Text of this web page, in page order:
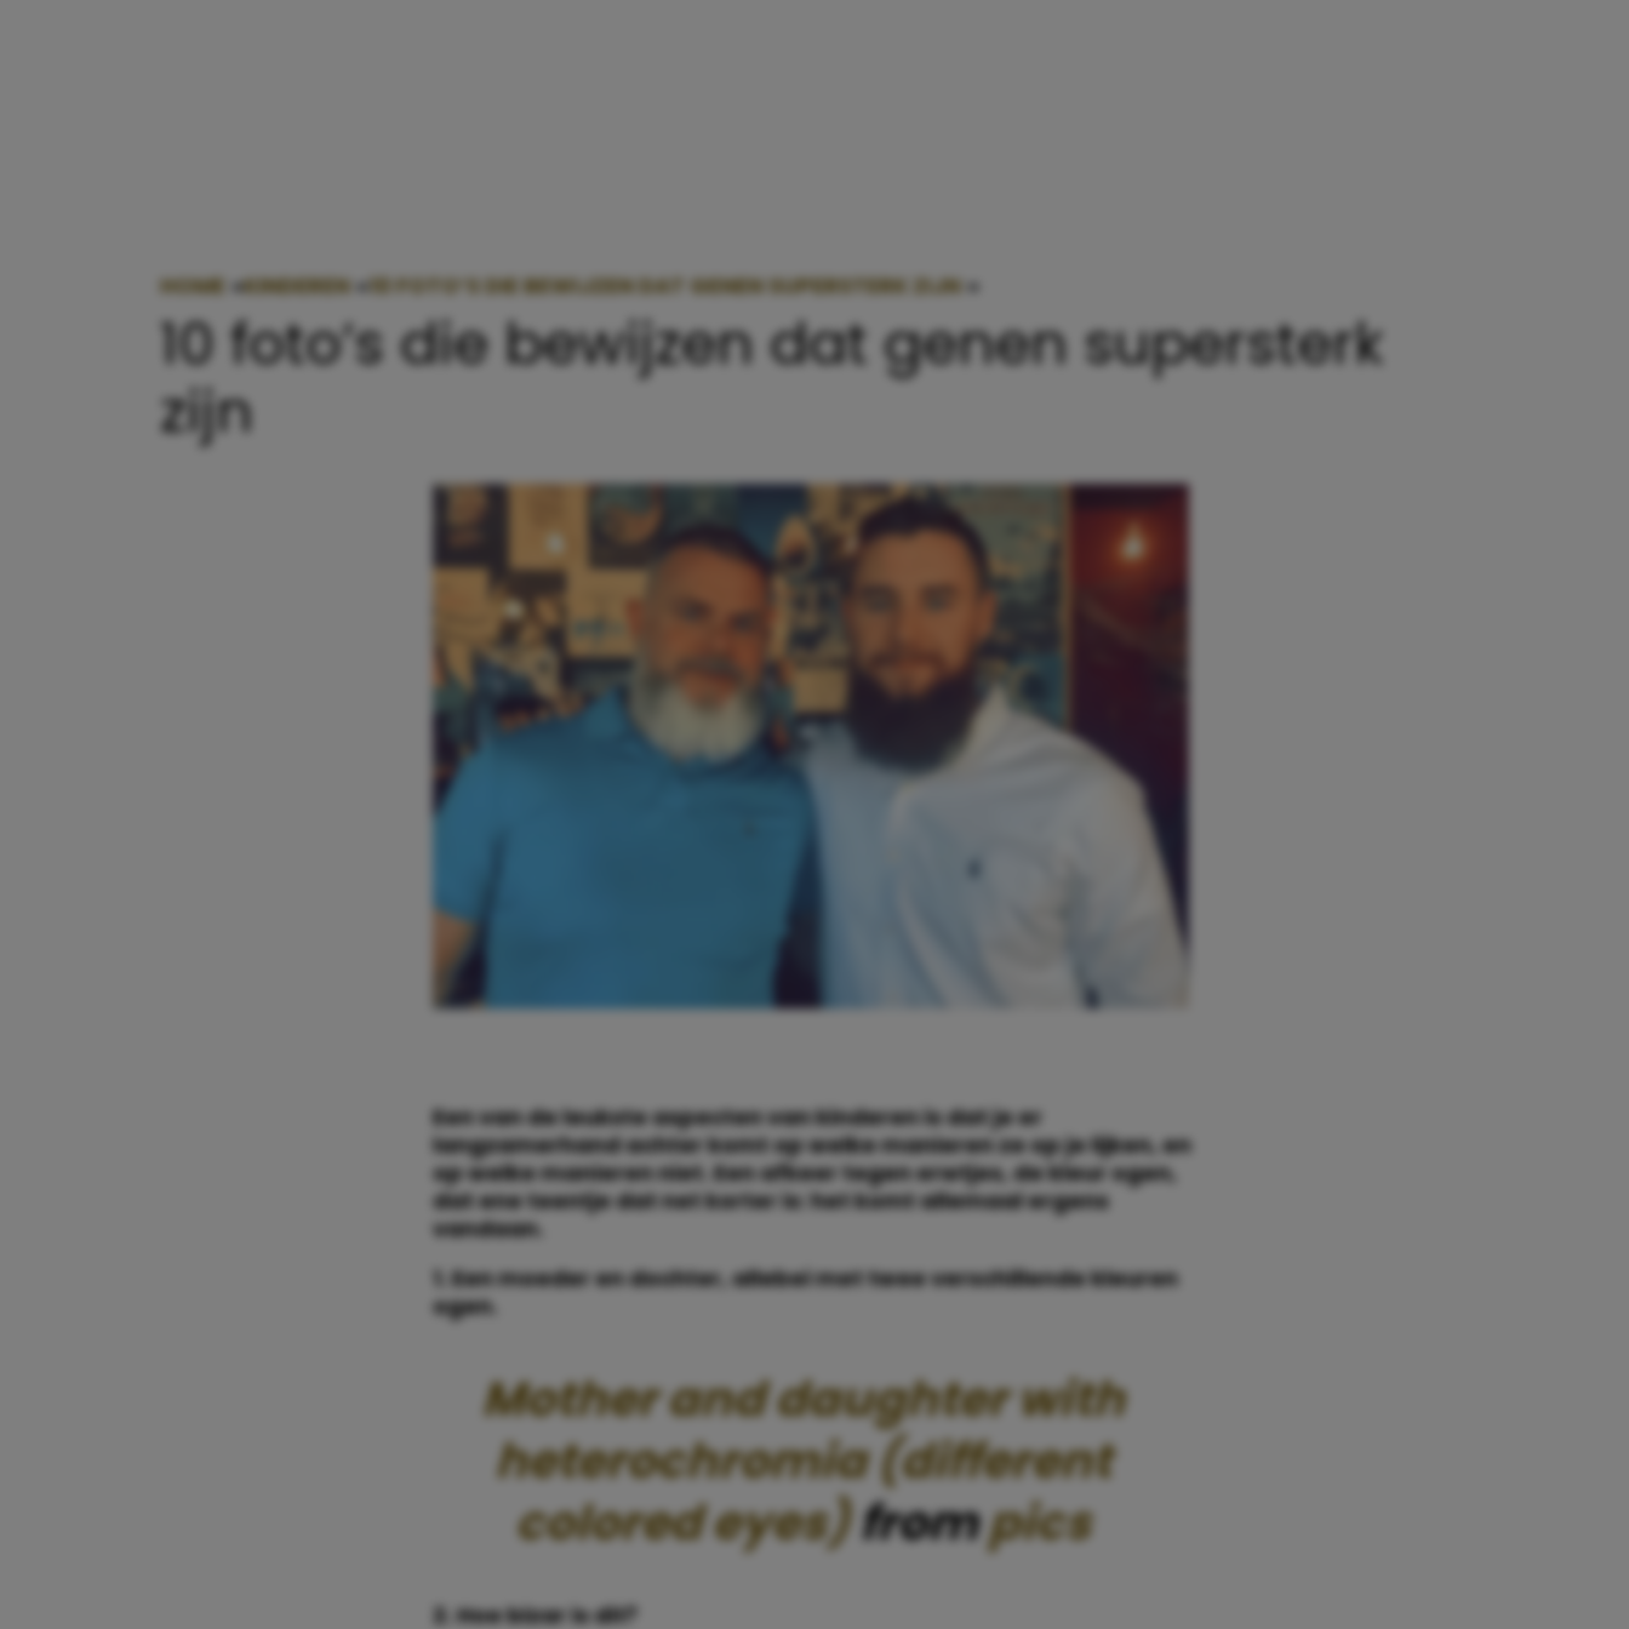
HOME »KINDEREN »10 FOTO’S DIE BEWIJZEN DAT GENEN SUPERSTERK ZIJN »
10 foto’s die bewijzen dat genen supersterk
zijn
Een van de leukste aspecten van kinderen is dat je er
langzamerhand achter komt op welke manieren ze op je lijken, en
op welke manieren niet. Een afkeer tegen erwtjes, de kleur ogen,
dat ene teentje dat net korter is: het komt allemaal ergens
vandaan.
1. Een moeder en dochter, allebei met twee verschillende kleuren
ogen.
Mother and daughter with
heterochromia (different
colored eyes)frompics
2. Hoe bizar is dit?